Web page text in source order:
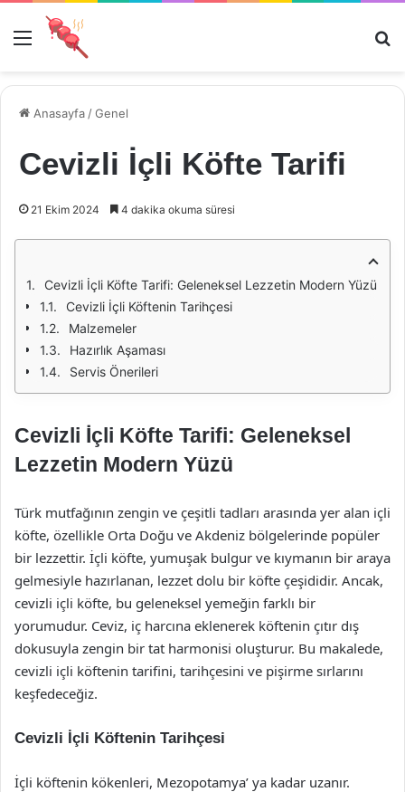
Menü
Anasayfa /Genel
Cevizli İçli Köfte Tarifi
21 Ekim 2024 4 dakika okuma süresi
Cevizli İçli Köfte Tarifi: Geleneksel Lezzetin Modern Yüzü
Cevizli İçli Köftenin Tarihçesi
Malzemeler
Hazırlık Aşaması
Servis Önerileri
Cevizli İçli Köfte Tarifi: Geleneksel
Lezzetin Modern Yüzü
Türk mutfağının zengin ve çeşitli tadları arasında yer alan içli
köfte, özellikle Orta Doğu ve Akdeniz bölgelerinde popüler
bir lezzettir. İçli köfte, yumuşak bulgur ve kıymanın bir araya
gelmesiyle hazırlanan, lezzet dolu bir köfte çeşididir. Ancak,
cevizli içli köfte, bu geleneksel yemeğin farklı bir
yorumudur. Ceviz, iç harcına eklenerek köftenin çıtır dış
dokusuyla zengin bir tat harmonisi oluşturur. Bu makalede,
cevizli içli köftenin tarifini, tarihçesini ve pişirme sırlarını
keşfedeceğiz.
Cevizli İçli Köftenin Tarihçesi
İçli köftenin kökenleri, Mezopotamya’ ya kadar uzanır.